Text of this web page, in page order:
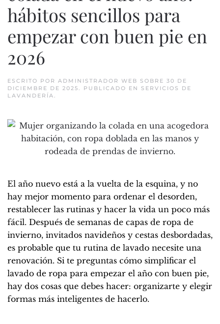
hábitos sencillos para
empezar con buen pie en
2026
ESCRITO POR ADMINISTRADOR WEB SOBRE 30 DE
DICIEMBRE DE 2025. PUBLICADO EN SERVICIOS DE
LAVANDERÍA.
El año nuevo está a la vuelta de la esquina, y no
hay mejor momento para ordenar el desorden,
restablecer las rutinas y hacer la vida un poco más
fácil. Después de semanas de capas de ropa de
invierno, invitados navideños y cestas desbordadas,
es probable que tu rutina de lavado necesite una
renovación. Si te preguntas cómo simplificar el
lavado de ropa para empezar el año con buen pie,
hay dos cosas que debes hacer: organizarte y elegir
formas más inteligentes de hacerlo.